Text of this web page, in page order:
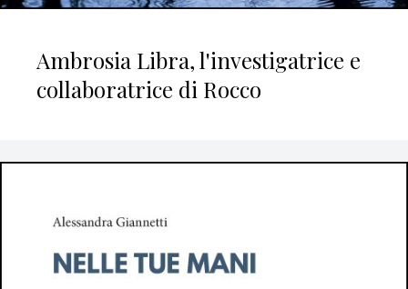
Ambrosia Libra, l'investigatrice e
collaboratrice di Rocco